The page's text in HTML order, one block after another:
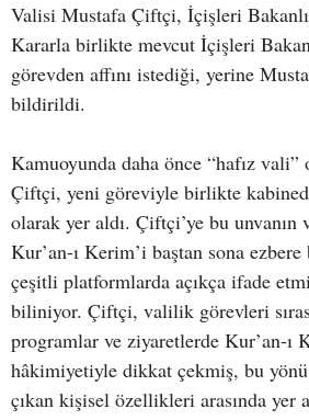
Valisi Mustafa Çiftçi, İçişleri
Kararla birlikte mevcut İçişleri
görevden affını istediği, yerine
bildirildi.
Kamuoyunda daha önce “hafız vali”
Çiftçi, yeni göreviyle birlikte
olarak yer aldı. Çiftçi’ye bu
Kur’an-ı Kerim’i baştan sona
çeşitli platformlarda açıkça ifade
biliniyor. Çiftçi, valilik görevleri
programlar ve ziyaretlerde Kur’an-ı
hâkimiyetiyle dikkat çekmiş, bu
çıkan kişisel özellikleri arasında yer